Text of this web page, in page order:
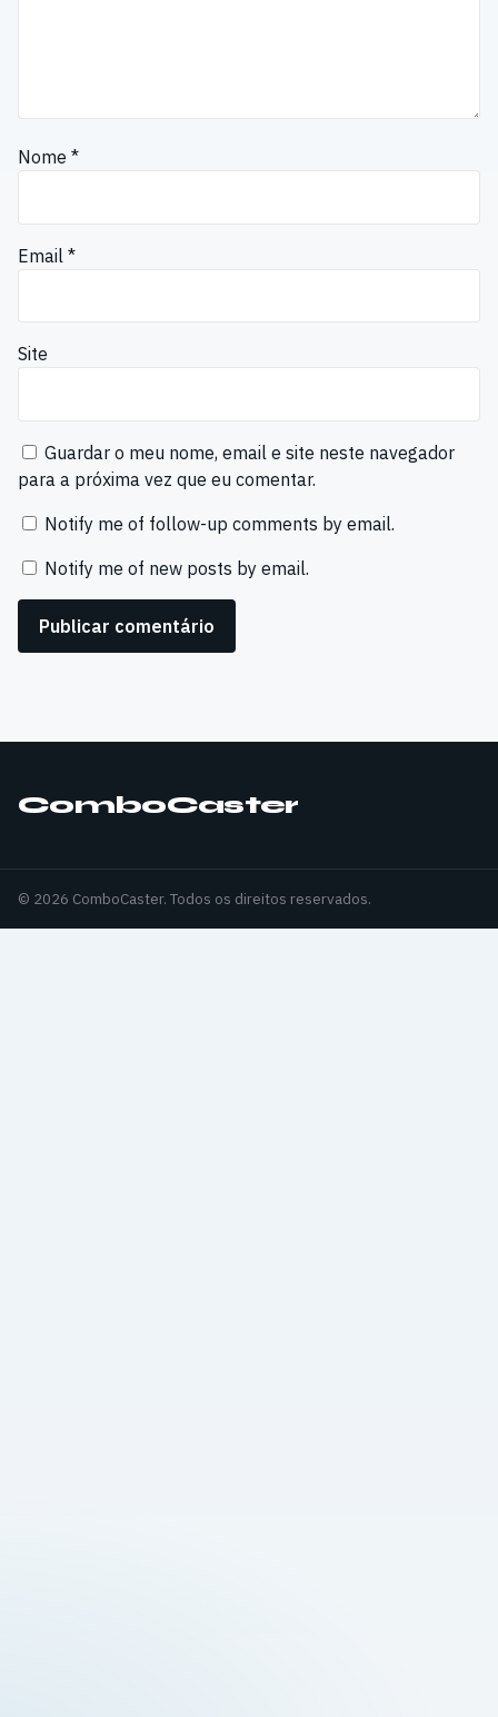
Nome *
Email *
Site
Guardar o meu nome, email e site neste navegador
para a próxima vez que eu comentar.
Notify me of follow-up comments by email.
Notify me of new posts by email.
ComboCaster
© 2026 ComboCaster. Todos os direitos reservados.